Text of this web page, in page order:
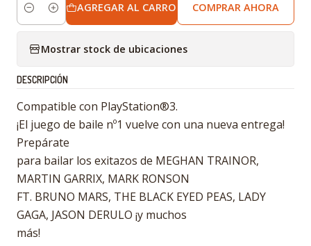
Cantidad
AGREGAR AL CARRO COMPRAR AHORA
Mostrar stock de ubicaciones
DESCRIPCIÓN
Compatible con PlayStation®3.
¡El juego de baile nº1 vuelve con una nueva entrega!
Prepárate
para bailar los exitazos de MEGHAN TRAINOR,
MARTIN GARRIX, MARK RONSON
FT. BRUNO MARS, THE BLACK EYED PEAS, LADY
GAGA, JASON DERULO ¡y muchos
más!